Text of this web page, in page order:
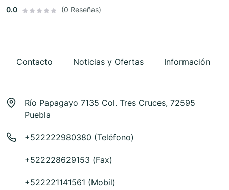
0.0
(0 Reseñas)
Contacto Noticias y Ofertas Información
Río Papagayo 7135 Col. Tres Cruces, 72595
Puebla
+522222980380 (Teléfono)
+522228629153 (Fax)
+522221141561 (Mobil)